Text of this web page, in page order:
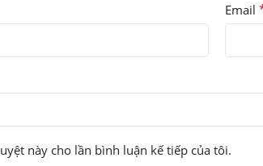
Email
này cho lần bình luận kế tiếp của tôi.